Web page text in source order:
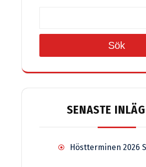
Sök
SENASTE
Höstterminen 2026